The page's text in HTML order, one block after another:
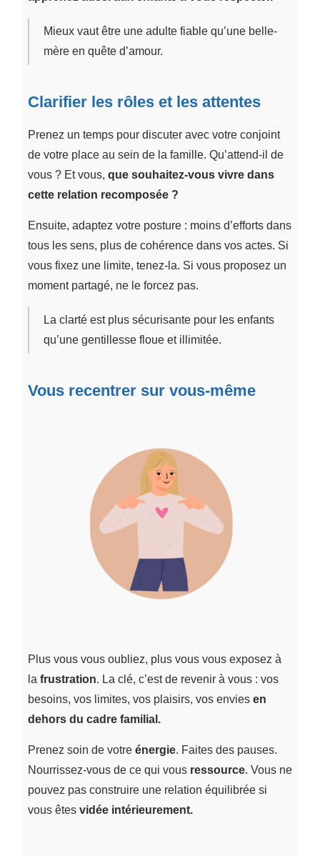
Mieux vaut être une adulte fiable qu’une belle-
mère en quête d’amour.
Clarifier les rôles et les attentes
Prenez un temps pour discuter avec votre conjoint
de votre place au sein de la famille. Qu’attend-il de
vous ? Et vous, que souhaitez-vous vivre dans
cette relation recomposée ?
Ensuite, adaptez votre posture : moins d’efforts dans
tous les sens, plus de cohérence dans vos actes. Si
vous fixez une limite, tenez-la. Si vous proposez un
moment partagé, ne le forcez pas.
La clarté est plus sécurisante pour les enfants
qu’une gentillesse floue et illimitée.
Vous recentrer sur vous-même
Plus vous vous oubliez, plus vous vous exposez à
la frustration. La clé, c’est de revenir à vous : vos
besoins, vos limites, vos plaisirs, vos enviesen
dehors du cadre familial.
Prenez soin de votre énergie. Faites des pauses.
Nourrissez-vous de ce qui vous ressource. Vous ne
pouvez pas construire une relation équilibrée si
vous êtes vidée intérieurement.